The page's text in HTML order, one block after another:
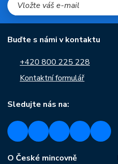
Buďte s námi v kontaktu
+420 800 225 228
Kontaktní formulář
Sledujte nás na:
O České mincovně